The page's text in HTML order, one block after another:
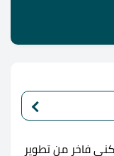
فاخر من تطوير